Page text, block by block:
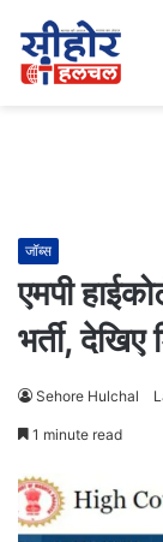
जॉब्स
एमपी
भर्ती,
Sehore Hulchal
1 minute read